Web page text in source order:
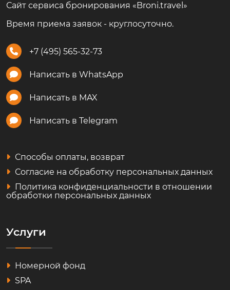
Сайт сервиса бронирования «Broni.travel»
Время приема заявок - круглосуточно.
+7 (495) 565-32-73
Написать в WhatsApp
Написать в MAX
Написать в Telegram
Способы оплаты, возврат
Согласие на обработку персональных данных
Политика конфиденциальности в отношении
обработки персональных данных
Услуги
Номерной фонд
SPA